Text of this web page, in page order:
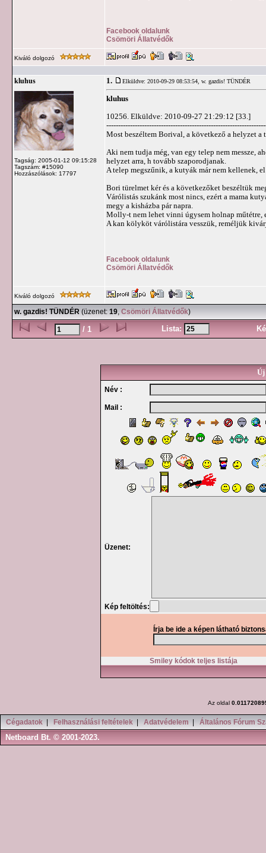
Facebook oldalunk
Csömöri Állatvédők
Kiváló dolgozó
kluhus
Tagság: 2005-01-12 09:15:28
Tagszám: #15090
Hozzászólások: 17797
1. Elküldve: 2010-09-29 08:53:54, w. gazdis! TÜNDÉR
kluhus
10256. Elküldve: 2010-09-27 21:29:12 [33.]
Most beszéltem Borival, a következő a helyzet a
Aki nem tudja még, van egy telep nem messze,
helyzet arra, h tovább szaporodjanak.
A telep megszűnik, a kutyák már nem kellenek,
Bori türelmet kér és a következőket beszéltük
Várólistás szukánk most nincs, ezért a mama
megy a kisházba pár napra.
Molly-t nem lehet vinni úgysem holnap műtétre,
A kan kölyköt várólistára vesszük, reméljük
Facebook oldalunk
Csömöri Állatvédők
Kiváló dolgozó
w. gazdis! TÜNDÉR (üzenet: 19, Csömöri Állatvédők)
/ 1 Lista:
Új
Név :
Mail :
Üzenet:
Kép feltöltés:
Írja be ide a képen látható
Smiley kódok teljes listája
Az oldal
Cégadatok Felhasználási feltételek Adatvédelem Általános Fórum
Netboard Bt. © 2001-2023.